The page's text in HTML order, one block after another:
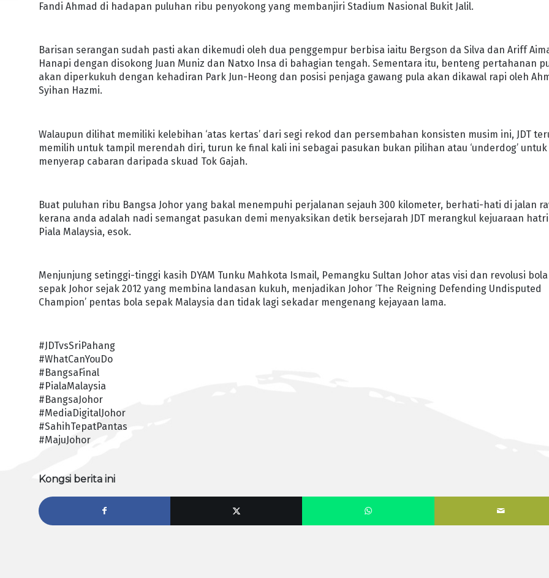
Fandi Ahmad di hadapan puluhan ribu penyokong yang membanjiri Stadium Nasional Bukit Jalil.
Barisan serangan sudah pasti akan dikemudi oleh dua penggempur berbisa iaitu Bergson da Silva dan Ariff
Hanapi dengan disokong Juan Muniz dan Natxo Insa di bahagian tengah. Sementara itu, benteng pertahanan
akan diperkukuh dengan kehadiran Park Jun-Heong dan posisi penjaga gawang pula akan dikawal rapi oleh
Syihan Hazmi.
Walaupun dilihat memiliki kelebihan ‘atas kertas’ dari segi rekod dan persembahan konsisten musim ini, JDT
memilih untuk tampil merendah diri, turun ke final kali ini sebagai pasukan bukan pilihan atau ‘underdog’ untuk
menyerap cabaran daripada skuad Tok Gajah.
Buat puluhan ribu Bangsa Johor yang bakal menempuhi perjalanan sejauh 300 kilometer, berhati-hati di jalan
kerana anda adalah nadi semangat pasukan demi menyaksikan detik bersejarah JDT merangkul kejuaraan
Piala Malaysia, esok.
Menjunjung setinggi-tinggi kasih DYAM Tunku Mahkota Ismail, Pemangku Sultan Johor atas visi dan revolusi bola
sepak Johor sejak 2012 yang membina landasan kukuh, menjadikan Johor ‘The Reigning Defending Undisputed
Champion’ pentas bola sepak Malaysia dan tidak lagi sekadar mengenang kejayaan lama.
#JDTvsSriPahang
#WhatCanYouDo
#BangsaFinal
#PialaMalaysia
#BangsaJohor
#MediaDigitalJohor
#SahihTepatPantas
#MajuJohor
Kongsi berita ini